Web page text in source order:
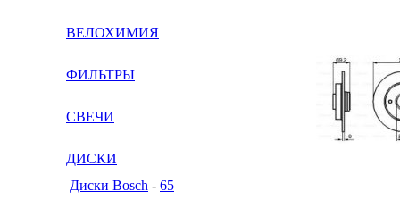
ВЕЛОХИМИЯ
ФИЛЬТРЫ
СВЕЧИ
ДИСКИ
Диски Bosch - 65